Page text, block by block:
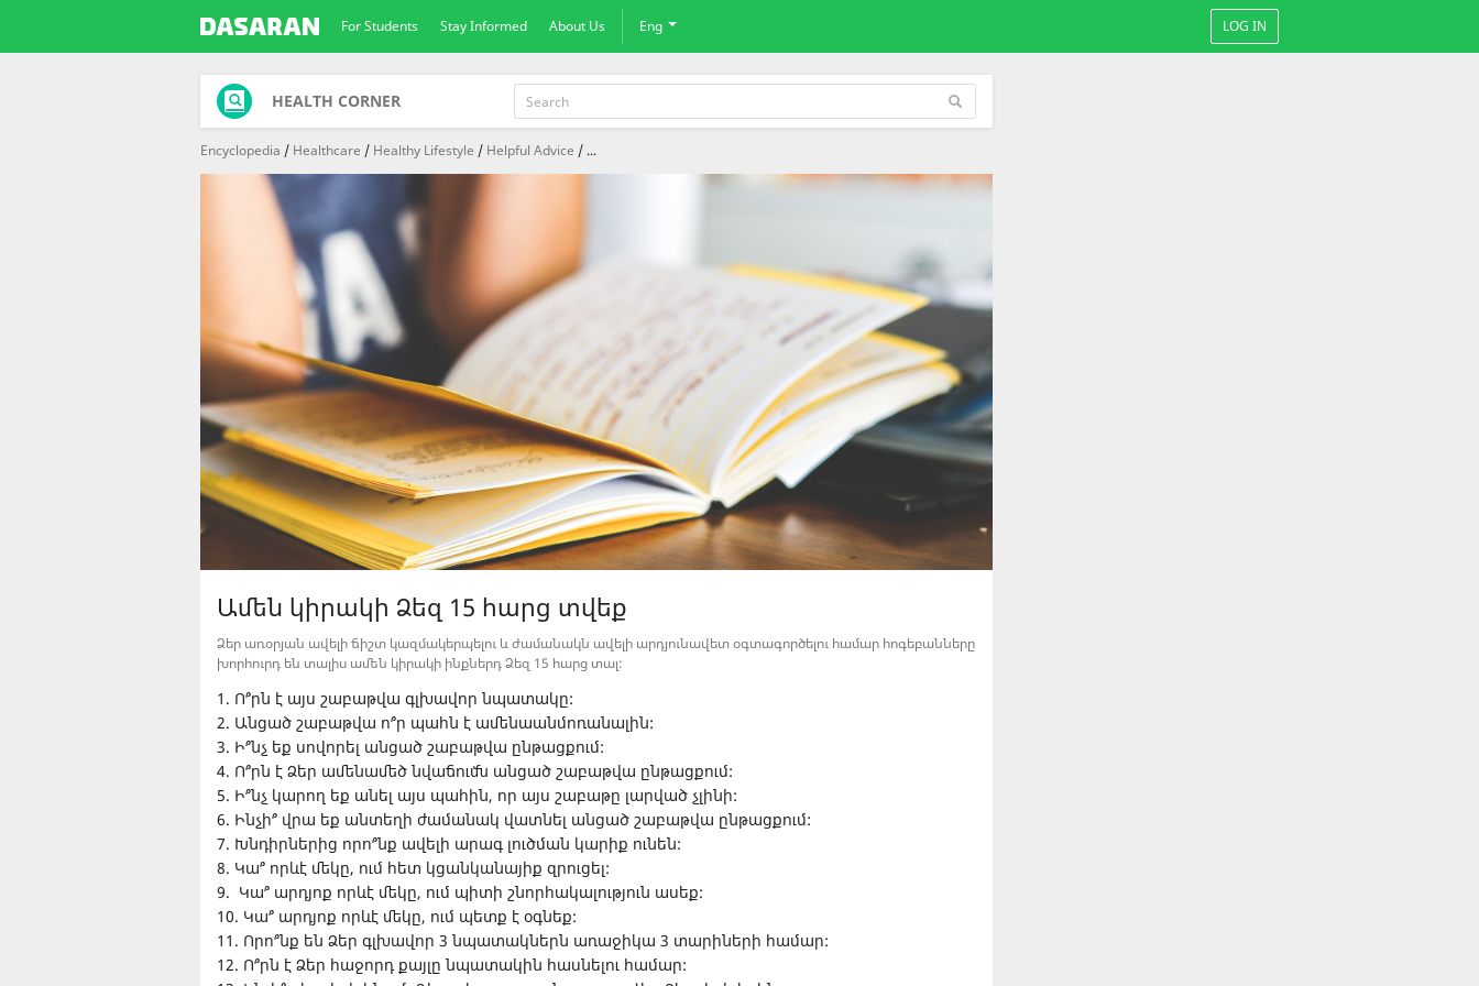
For Students Stay Informed About Us Eng LOG IN
HEALTH CORNER
Encyclopedia Healthcare Healthy Lifestyle Helpful Advice ...
Ամեն կիրակի Ձեզ 15 հարց տվեք
Ձեր առօրյան ավելի ճիշտ կազմակերպելու և ժամանակն ավելի արդյունավետ օգտագործելու համար հոգեբանները
խորհուրդ են տալիս ամեն կիրակի ինքներդ Ձեզ 15 հարց տալ:
1. Ո՞րն է այս շաբաթվա գլխավոր նպատակը:
2. Անցած շաբաթվա ո՞ր պահն է ամենաանմոռանալին:
3. Ի՞նչ եք սովորել անցած շաբաթվա ընթացքում:
4. Ո՞րն է Ձեր ամենամեծ նվաճումն անցած շաբաթվա ընթացքում:
5. Ի՞նչ կարող եք անել այս պահին, որ այս շաբաթը լարված չլինի:
6. Ինչի՞ վրա եք անտեղի ժամանակ վատնել անցած շաբաթվա ընթացքում:
7. Խնդիրներից որո՞նք ավելի արագ լուծման կարիք ունեն:
8. Կա՞ որևէ մեկը, ում հետ կցանկանայիք զրուցել:
9. Կա՞ արդյոք որևէ մեկը, ում պիտի շնորհակալություն ասեք:
10. Կա՞ արդյոք որևէ մեկը, ում պետք է օգնեք:
11. Որո՞նք են Ձեր գլխավոր 3 նպատակներն առաջիկա 3 տարիների համար:
12. Ո՞րն է Ձեր հաջորդ քայլը նպատակին հասնելու համար: